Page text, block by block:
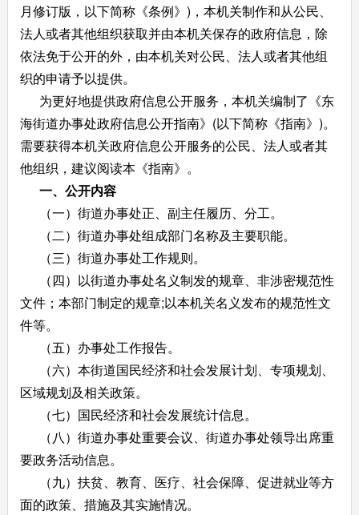
月修订版，以下简称《条例》)，本机关制作和从公民、
法人或者其他组织获取并由本机关保存的政府信息，除
依法免于公开的外，由本机关对公民、法人或者其他组
织的申请予以提供。
为更好地提供政府信息公开服务，本机关编制了《东
海街道办事处政府信息公开指南》(以下简称《指南》)。
需要获得本机关政府信息公开服务的公民、法人或者其
他组织，建议阅读本《指南》。
一、公开内容
（一）街道办事处正、副主任履历、分工。
（二）街道办事处组成部门名称及主要职能。
（三）街道办事处工作规则。
（四）以街道办事处名义制发的规章、非涉密规范性
文件；本部门制定的规章;以本机关名义发布的规范性文
件等。
（五）办事处工作报告。
（六）本街道国民经济和社会发展计划、专项规划、
区域规划及相关政策。
（七）国民经济和社会发展统计信息。
（八）街道办事处重要会议、街道办事处领导出席重
要政务活动信息。
（九）扶贫、教育、医疗、社会保障、促进就业等方
面的政策、措施及其实施情况。